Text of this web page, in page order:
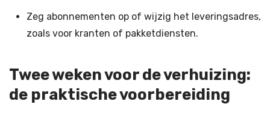
Zeg abonnementen op of wijzig het leveringsadres,
zoals voor kranten of pakketdiensten.
Twee weken voor de verhuizing:
de praktische voorbereiding